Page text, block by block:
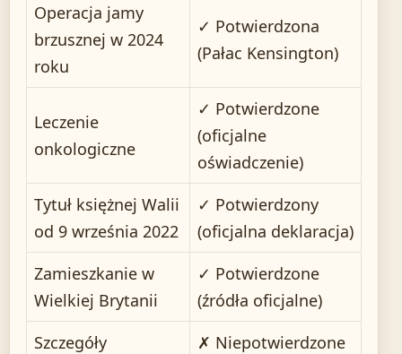
Operacja jamy
brzusznej w 2024
roku
✓ Potwierdzona
(Pałac Kensington)
Leczenie
onkologiczne
✓ Potwierdzone
(oficjalne
oświadczenie)
Tytuł księżnej Walii
od 9 września 2022
✓ Potwierdzony
(oficjalna deklaracja)
Zamieszkanie w
Wielkiej Brytanii
✓ Potwierdzone
(źródła oficjalne)
Szczegóły
✗ Niepotwierdzone